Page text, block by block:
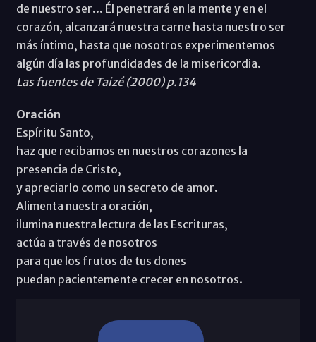
de nuestro ser... Él penetrará en la mente y en el
corazón, alcanzará nuestra carne hasta nuestro ser
más íntimo, hasta que nosotros experimentemos
algún día las profundidades de la misericordia.
Las fuentes de Taizé (2000) p.134
Oración
Espíritu Santo,
haz que recibamos en nuestros corazones la
presencia de Cristo,
y apreciarlo como un secreto de amor.
Alimenta nuestra oración,
ilumina nuestra lectura de las Escrituras,
actúa a través de nosotros
para que los frutos de tus dones
puedan pacientemente crecer en nosotros.